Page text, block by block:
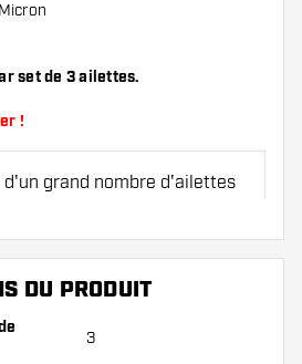
set de 3 ailettes.
!
d'un grand nombre d'ailettes
être endommagés ou
un matériau ou une
des ailettes pour découvrir
convient le mieux !
DU PRODUIT
3